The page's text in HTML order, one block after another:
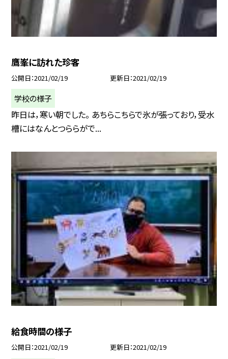
鷹峯に訪れた珍客
公開日 2021/02/19 更新日 2021/02/19
学校の様子
昨日は，寒い朝でした。 あちらこちらで氷が張っており，受水
槽にはなんとつららがで...
給食時間の様子
公開日 2021/02/19 更新日 2021/02/19